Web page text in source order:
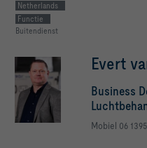
Netherlands
Functie
Buitendienst
Evert
Business
Mobiel 06